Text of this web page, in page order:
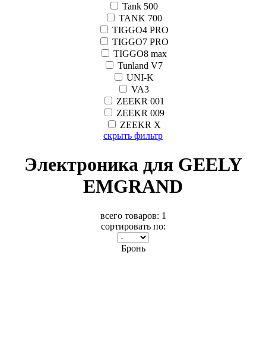
Tank 500
TANK 700
TIGGO4 PRO
TIGGO7 PRO
TIGGO8 max
Tunland V7
UNI-K
VA3
ZEEKR 001
ZEEKR 009
ZEEKR X
скрыть фильтр
Электроника для GEELY
EMGRAND
всего товаров: 1
сортировать по:
Бронь